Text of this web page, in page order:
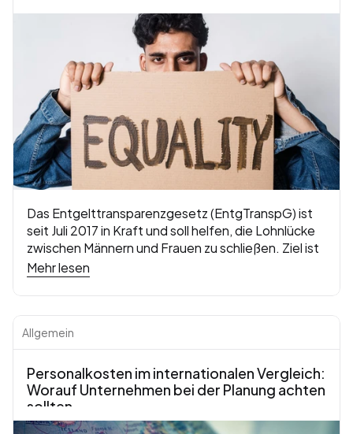
Das Entgelttransparenzgesetz (EntgTranspG) ist
seit Juli 2017 in Kraft und soll helfen, die Lohnlücke
zwischen Männern und Frauen zu schließen. Ziel ist
es, mehr Transparenz bei der Bezahlung zu
schaffen und den Grundsatz „Gleicher Lohn für
gleiche oder gleichwertige Arbeit“ durchzusetzen.
Für Arbeitgeber ist es wichtig, die gesetzlichen
Pflichten zu kennen, um nicht nur rechtliche Risiken
zu vermeiden, sondern auch das Vertrauen der
Mitarbeitenden zu stärken.
Mehr lesen
Allgemein
Personalkosten im internationalen Vergleich:
Worauf Unternehmen bei der Planung achten
sollten